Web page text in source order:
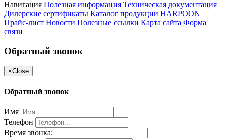
Навигация Полезная информация Техническая документация
Дилерские сертификаты Каталог продукции HARPOON
Прайс-лист Новости Полезные ссылки Карта сайта Форма
связи
Обратный звонок
×Close
Обратный звонок
Имя
Телефон
Время звонка: